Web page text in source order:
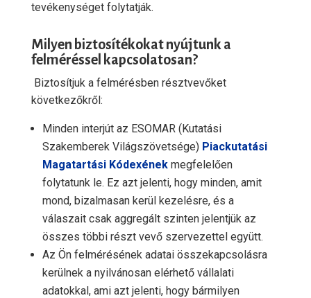
tevékenységet folytatják.
Milyen biztosítékokat nyújtunk a
felméréssel kapcsolatosan?
Biztosítjuk a felmérésben résztvevőket
következőkről:
Minden interjút az ESOMAR (Kutatási
Szakemberek Világszövetsége) Piackutatási
Magatartási Kódexénekmegfelelően
folytatunk le. Ez azt jelenti, hogy minden, amit
mond, bizalmasan kerül kezelésre, és a
válaszait csak aggregált szinten jelentjük az
összes többi részt vevő szervezettel együtt.
Az Ön felmérésének adatai összekapcsolásra
kerülnek a nyilvánosan elérhető vállalati
adatokkal, ami azt jelenti, hogy bármilyen